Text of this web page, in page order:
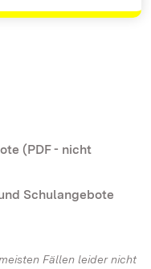
(PDF - nicht
Schulangebote
Fällen leider nicht